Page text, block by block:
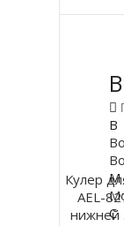
Кулер
AEL-
нижней
В
М
С